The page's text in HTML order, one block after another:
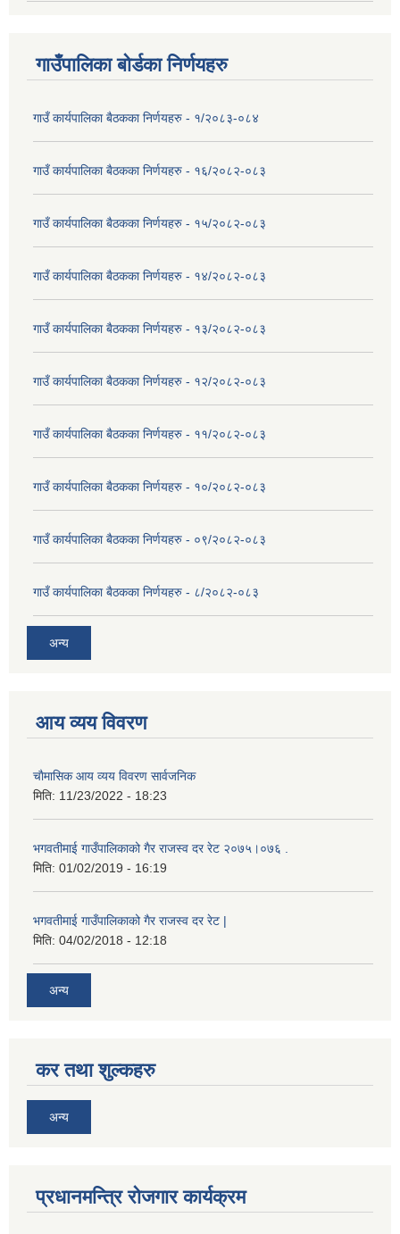
गाउँपालिका बोर्डका निर्णयहरु
गाउँ कार्यपालिका बैठकका निर्णयहरु - १/२०८३-०८४
गाउँ कार्यपालिका बैठकका निर्णयहरु - १६/२०८२-०८३
गाउँ कार्यपालिका बैठकका निर्णयहरु - १५/२०८२-०८३
गाउँ कार्यपालिका बैठकका निर्णयहरु - १४/२०८२-०८३
गाउँ कार्यपालिका बैठकका निर्णयहरु - १३/२०८२-०८३
गाउँ कार्यपालिका बैठकका निर्णयहरु - १२/२०८२-०८३
गाउँ कार्यपालिका बैठकका निर्णयहरु - ११/२०८२-०८३
गाउँ कार्यपालिका बैठकका निर्णयहरु - १०/२०८२-०८३
गाउँ कार्यपालिका बैठकका निर्णयहरु - ०९/२०८२-०८३
गाउँ कार्यपालिका बैठकका निर्णयहरु - ८/२०८२-०८३
अन्य
आय व्यय विवरण
चाैमासिक आय व्यय विवरण सार्वजनिक
मिति: 11/23/2022 - 18:23
भगवतीमाई गाउँपालिकाको गैर राजस्व दर रेट २०७५।०७६ .
मिति: 01/02/2019 - 16:19
भगवतीमाई गाउँपालिकाको गैर राजस्व दर रेट |
मिति: 04/02/2018 - 12:18
अन्य
कर तथा शुल्कहरु
अन्य
प्रधानमन्त्रि रोजगार कार्यक्रम